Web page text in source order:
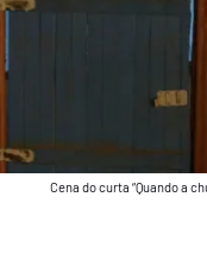
Cena do curta “Quando a